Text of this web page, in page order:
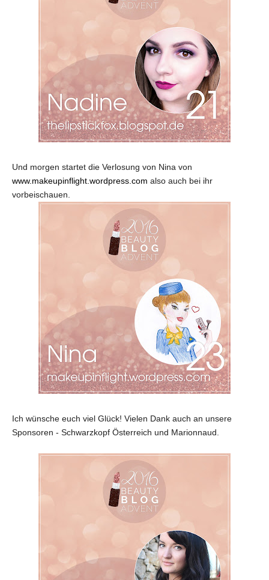
Und morgen startet die Verlosung von Nina von
www.makeupinflight.wordpress.com also auch bei ihr
vorbeischauen.
Ich wünsche euch viel Glück! Vielen Dank auch an unsere
Sponsoren - Schwarzkopf Österreich und Marionnaud.